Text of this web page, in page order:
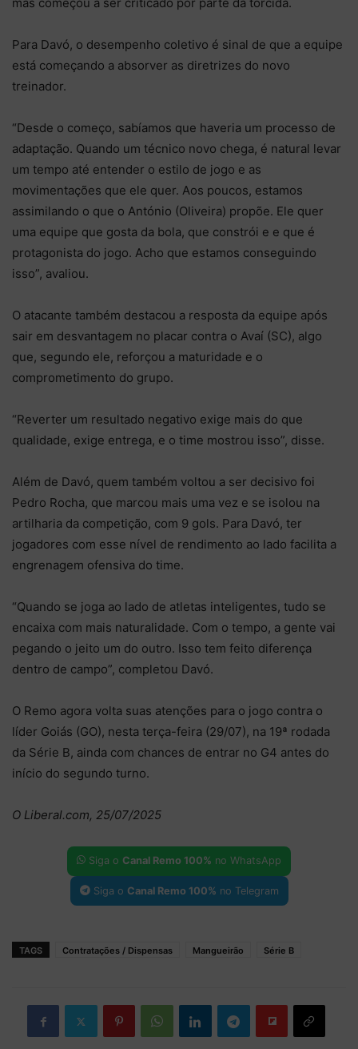
Para Davó, o desempenho coletivo é sinal de que a equipe
está começando a absorver as diretrizes do novo
treinador.
“Desde o começo, sabíamos que haveria um processo de
adaptação. Quando um técnico novo chega, é natural levar
um tempo até entender o estilo de jogo e as
movimentações que ele quer. Aos poucos, estamos
assimilando o que o António (Oliveira) propõe. Ele quer
uma equipe que gosta da bola, que constrói e e que é
protagonista do jogo. Acho que estamos conseguindo
isso”, avaliou.
O atacante também destacou a resposta da equipe após
sair em desvantagem no placar contra o Avaí (SC), algo
que, segundo ele, reforçou a maturidade e o
comprometimento do grupo.
“Reverter um resultado negativo exige mais do que
qualidade, exige entrega, e o time mostrou isso”, disse.
Além de Davó, quem também voltou a ser decisivo foi
Pedro Rocha, que marcou mais uma vez e se isolou na
artilharia da competição, com 9 gols. Para Davó, ter
jogadores com esse nível de rendimento ao lado facilita a
engrenagem ofensiva do time.
“Quando se joga ao lado de atletas inteligentes, tudo se
encaixa com mais naturalidade. Com o tempo, a gente vai
pegando o jeito um do outro. Isso tem feito diferença
dentro de campo”, completou Davó.
O Remo agora volta suas atenções para o jogo contra o
líder Goiás (GO), nesta terça-feira (29/07), na 19ª rodada
da Série B, ainda com chances de entrar no G4 antes do
início do segundo turno.
O Liberal.com, 25/07/2025
Siga o Canal Remo 100% no WhatsApp
Siga o Canal Remo 100% no Telegram
TAGS Contratações / Dispensas Mangueirão Série B